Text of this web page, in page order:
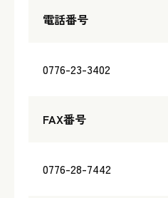
電話番号
0776-23-3402
FAX番号
0776-28-7442